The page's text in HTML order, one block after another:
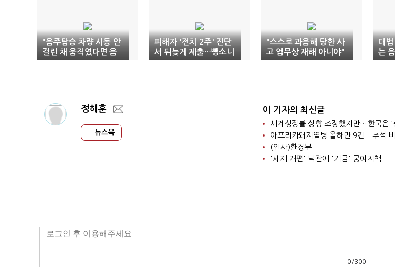
"음주탑승 차량 시동 안
걸린 채 움직였다면 음
주운전 아니야"
피해자 '전치 2주' 진단
서 뒤늦게 제출…뺑소니
단정 못해
"스스로 과음해 당한 사
고 업무상 재해 아니야"
대
는
야"
정해훈
뉴스북
이 기자의 최신글
세계성장률 상향 조정했지만…한국은 '
아프리카돼지열병 올해만 9건…추석
(인사)환경부
'세제 개편' 낙관에 '기금' 궁여지책
0 /300